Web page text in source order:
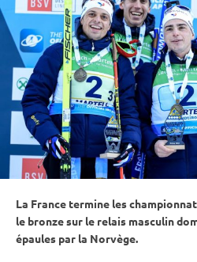
La France termine les
le bronze sur le relais masculin
épaules par la Norvège.